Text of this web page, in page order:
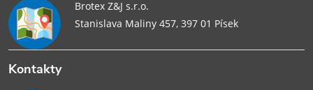
Brotex Z&J s.r.o.
Stanislava Maliny 457, 397 01 Písek
Kontakty